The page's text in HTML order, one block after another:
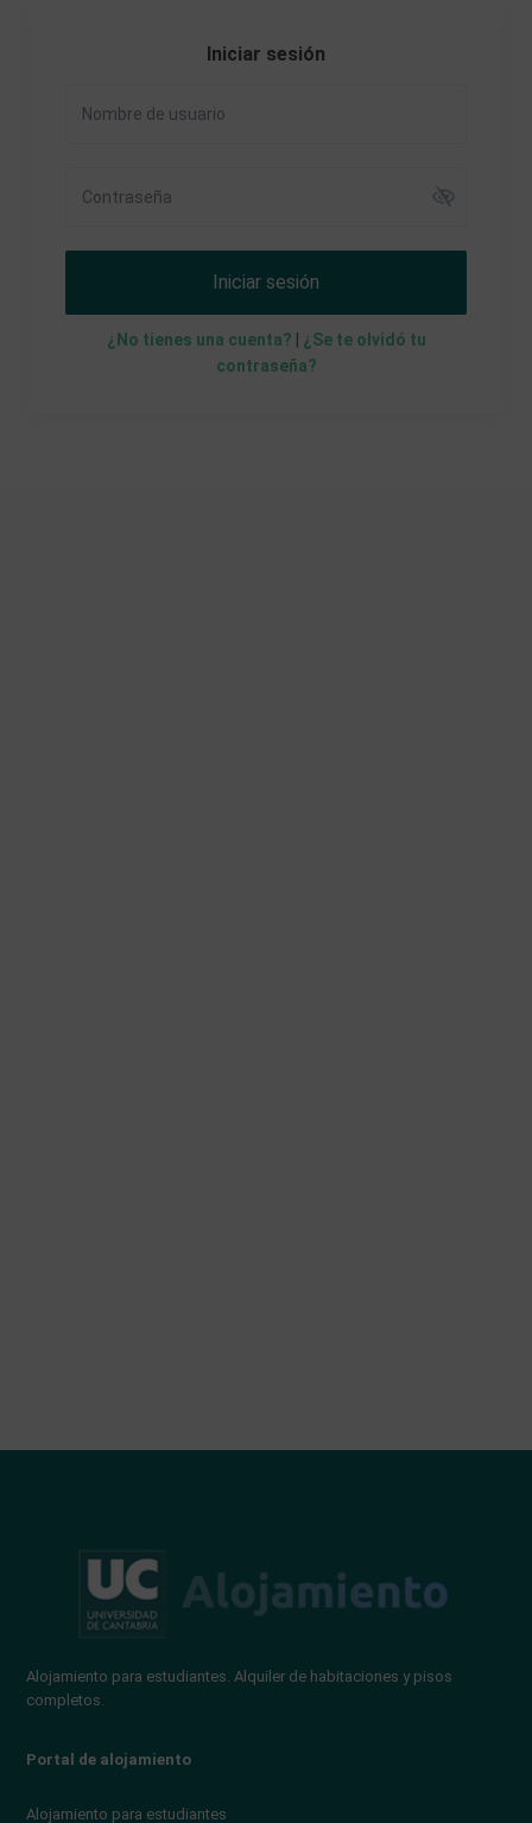
Iniciar sesión
Iniciar sesión
¿No tienes una cuenta?
¿Se te olvidó tu
contraseña?
Alojamiento para estudiantes. Alquiler de habitaciones y pisos
completos.
Portal de alojamiento
Alojamiento para estudiantes